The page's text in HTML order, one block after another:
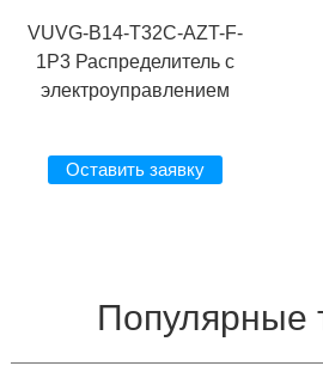
VUVG-B14-T32C-AZT-F-
1P3 Распределитель с
электроуправлением
Оставить заявку
Популярные